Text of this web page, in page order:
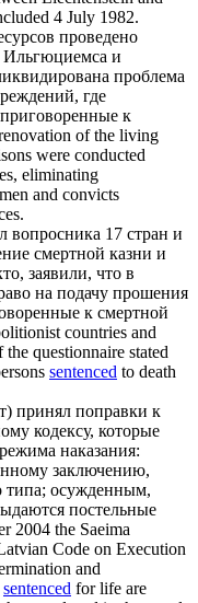
4 July 1982.
проведено
Ильгюциемса и
проблема
где
приговоренные к
of the living
were conducted
eliminating
and convicts
вопросника 17 стран и
смертной казни и
заявили, что в
на подачу прошения
к смертной
countries and
questionnaire stated
sentenced to death
принял поправки к
кодексу, которые
наказания:
заключению,
типа; осужденным,
постельные
2004 the Saeima
Code on Execution
and
sentenced for life are